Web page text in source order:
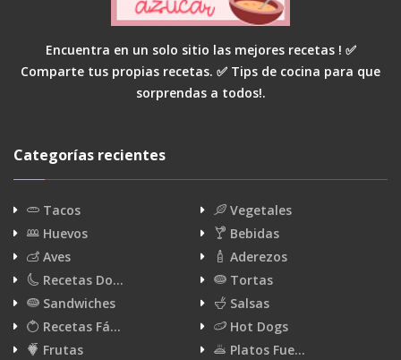
Encuentra en un solo sitio las mejores recetas ! ✅
Comparte tus propias recetas. ✅ Tips de cocina para que
sorprendas a todos!.
Categorías recientes
Tacos
Vegetales
Huevos
Bebidas
Aves
Aderezos
Recetas Do…
Tortas
Sandwiches
Salsas
Recetas Fá…
Hot Dogs
Frutas
Platos Fue…